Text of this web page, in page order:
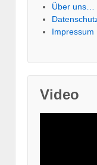
Über uns…
Impressum
Video